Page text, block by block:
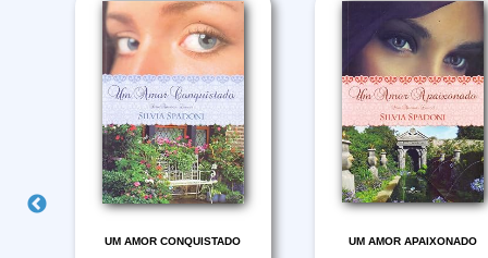
UM AMOR CONQUISTADO UM AMOR APAIXONADO